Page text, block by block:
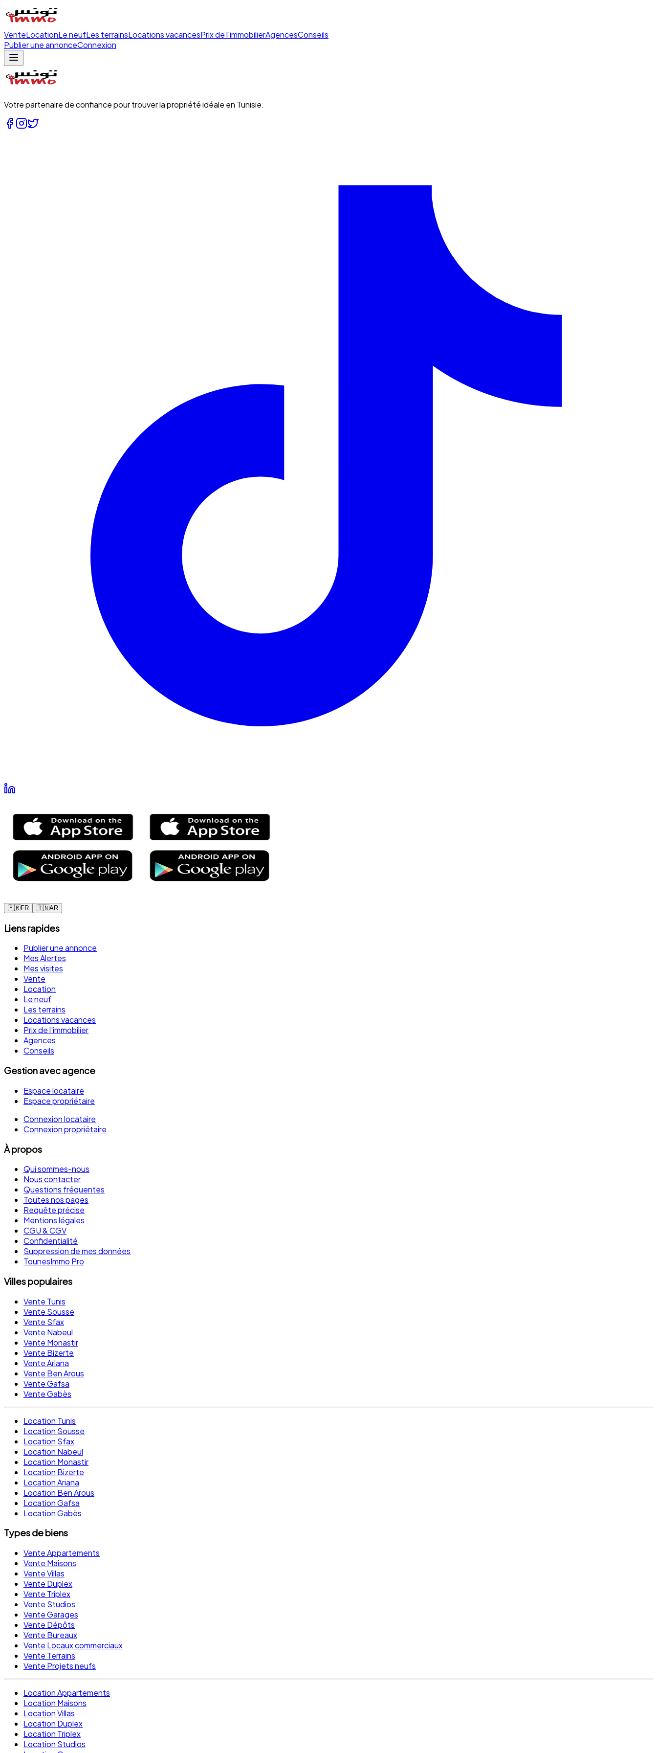
VenteLocationLe neufLes terrainsLocations vacancesPrix de l'immobilierAgencesConseils
Publier une annonceConnexion
Votre partenaire de confiance pour trouver la propriété idéale en Tunisie.
🇫🇷FR 🇹🇳AR
Liens rapides
Publier une annonce
Mes Alertes
Mes visites
Vente
Location
Le neuf
Les terrains
Locations vacances
Prix de l'immobilier
Agences
Conseils
Gestion avec agence
Espace locataire
Espace propriétaire
Connexion locataire
Connexion propriétaire
À propos
Qui sommes-nous
Nous contacter
Questions fréquentes
Toutes nos pages
Requête précise
Mentions légales
CGU & CGV
Confidentialité
Suppression de mes données
TounesImmo Pro
Villes populaires
Vente Tunis
Vente Sousse
Vente Sfax
Vente Nabeul
Vente Monastir
Vente Bizerte
Vente Ariana
Vente Ben Arous
Vente Gafsa
Vente Gabès
Location Tunis
Location Sousse
Location Sfax
Location Nabeul
Location Monastir
Location Bizerte
Location Ariana
Location Ben Arous
Location Gafsa
Location Gabès
Types de biens
Vente Appartements
Vente Maisons
Vente Villas
Vente Duplex
Vente Triplex
Vente Studios
Vente Garages
Vente Dépôts
Vente Bureaux
Vente Locaux commerciaux
Vente Terrains
Vente Projets neufs
Location Appartements
Location Maisons
Location Villas
Location Duplex
Location Triplex
Location Studios